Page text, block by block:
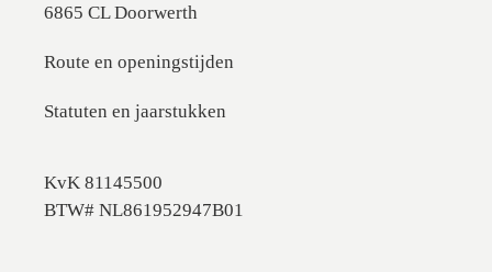
6865 CL Doorwerth
Route en openingstijden
Statuten en jaarstukken
KvK 81145500
BTW# NL861952947B01